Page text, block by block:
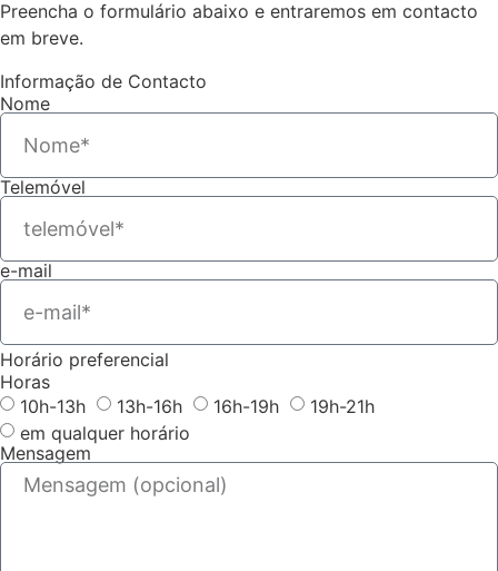
Preencha o formulário abaixo e entraremos em contacto
em breve.
Informação de Contacto
Nome
Telemóvel
e-mail
Horário preferencial
Horas
10h-13h
13h-16h 16h-19h
19h-21h
em qualquer horário
Mensagem